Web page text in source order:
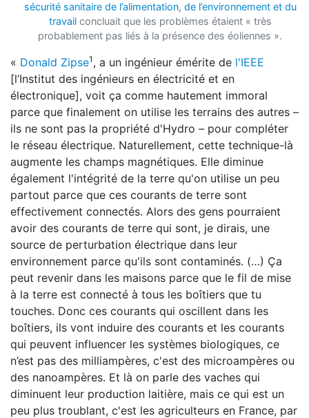
sécurité sanitaire de l’alimentation, de l’environnement et du
travailconcluait que les problèmes étaient « très
probablement pas liés à la présence des éoliennes ».
« Donald Zipse1 , a un ingénieur émérite de l'IEEE
[l’Institut des ingénieurs en électricité et en
électronique], voit ça comme hautement immoral
parce que finalement on utilise les terrains des autres –
ils ne sont pas la propriété d'Hydro – pour compléter
le réseau électrique. Naturellement, cette technique-là
augmente les champs magnétiques. Elle diminue
également l'intégrité de la terre qu'on utilise un peu
partout parce que ces courants de terre sont
effectivement connectés. Alors des gens pourraient
avoir des courants de terre qui sont, je dirais, une
source de perturbation électrique dans leur
environnement parce qu'ils sont contaminés. (…) Ça
peut revenir dans les maisons parce que le fil de mise
à la terre est connecté à tous les boîtiers que tu
touches. Donc ces courants qui oscillent dans les
boîtiers, ils vont induire des courants et les courants
qui peuvent influencer les systèmes biologiques, ce
n’est pas des milliampères, c'est des microampères ou
des nanoampères. Et là on parle des vaches qui
diminuent leur production laitière, mais ce qui est un
peu plus troublant, c'est les agriculteurs en France, par